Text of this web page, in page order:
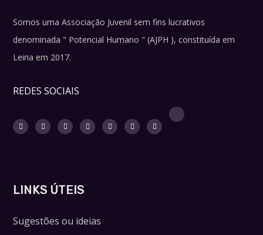
Somos uma Associação Juvenil sem fins lucrativos
denominada " Potencial Humano " (AJPH ), constituída em
Leiria em 2017.
REDES SOCIAIS
LINKS ÚTEIS
Sugestões ou ideias